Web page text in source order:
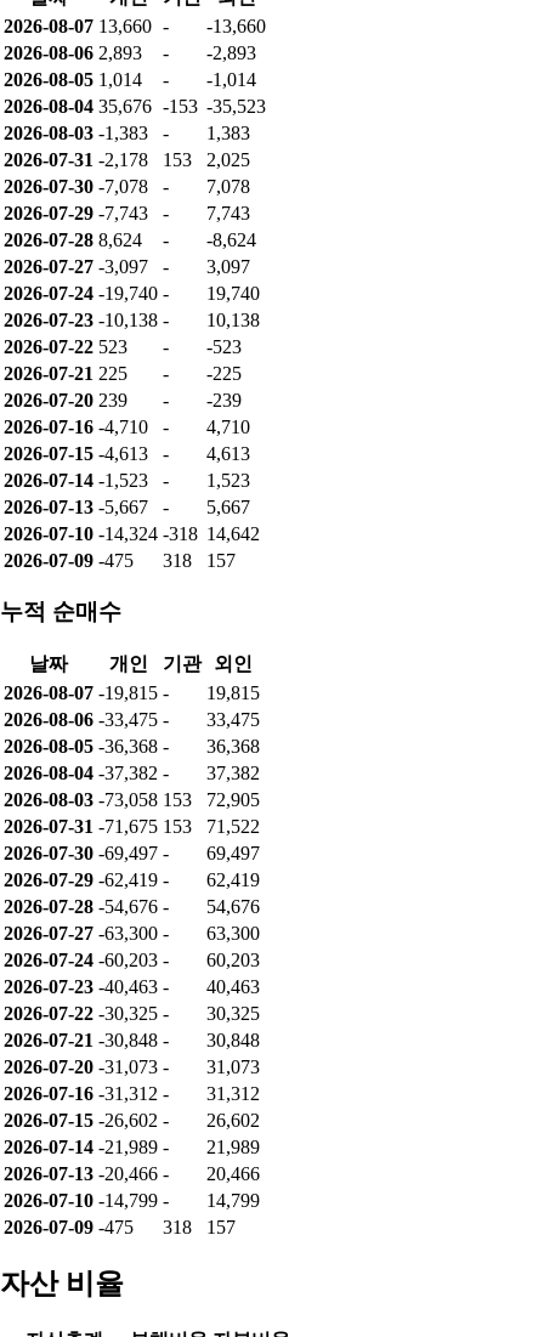
2026-08-07 13,660 -
-13,660
2026-08-06 2,893 -
-2,893
2026-08-05 1,014 -
-1,014
2026-08-04 35,676 -153 -35,523
2026-08-03 -1,383 -
1,383
2026-07-31 -2,178 153
2,025
2026-07-30 -7,078 -
7,078
2026-07-29 -7,743 -
7,743
2026-07-28 8,624 -
-8,624
2026-07-27 -3,097 -
3,097
2026-07-24 -19,740 -
19,740
2026-07-23 -10,138 -
10,138
2026-07-22 523 -
-523
2026-07-21 225 -
-225
2026-07-20 239 -
-239
2026-07-16 -4,710 -
4,710
2026-07-15 -4,613 -
4,613
2026-07-14 -1,523 -
1,523
2026-07-13 -5,667 -
5,667
2026-07-10 -14,324 -318 14,642
2026-07-09 -475 318 157
누적 순매수
날짜 개인 기관
외인
2026-08-07 -19,815 -
19,815
2026-08-06 -33,475 -
33,475
2026-08-05 -36,368 -
36,368
2026-08-04 -37,382 -
37,382
2026-08-03 -73,058 153
72,905
2026-07-31 -71,675 153
71,522
2026-07-30 -69,497 -
69,497
2026-07-29 -62,419 -
62,419
2026-07-28 -54,676 -
54,676
2026-07-27 -63,300 -
63,300
2026-07-24 -60,203 -
60,203
2026-07-23 -40,463 -
40,463
2026-07-22 -30,325 -
30,325
2026-07-21 -30,848 -
30,848
2026-07-20 -31,073 -
31,073
2026-07-16 -31,312 -
31,312
2026-07-15 -26,602 -
26,602
2026-07-14 -21,989 -
21,989
2026-07-13 -20,466 -
20,466
2026-07-10 -14,799 -
14,799
2026-07-09 -475 318 157
자산 비율